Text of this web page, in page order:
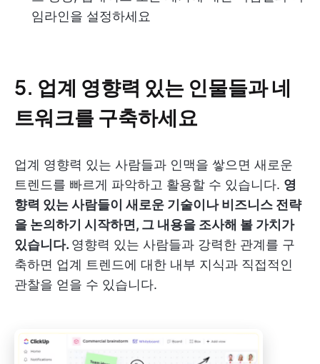
임라인을 설정하세요
5. 업계 영향력 있는 인물들과 네
트워크를 구축하세요
업계 영향력 있는 사람들과 인맥을 쌓으면 새로운
트렌드를 빠르게 파악하고 활용할 수 있습니다. 영
향력 있는 사람들이 새로운 기술이나 비즈니스 전략
을 논의하기 시작하면, 그 내용을 조사해 볼 가치가
있습니다. 영향력 있는 사람들과 강력한 관계를 구
축하면 업계 트렌드에 대한 내부 지식과 직접적인
관찰을 얻을 수 있습니다.